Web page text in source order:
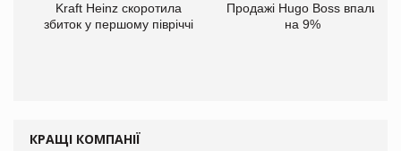
Kraft Heinz скоротила
збиток у першому півріччі
Продажі Hugo Boss впали
на 9%
КРАЩІ КОМПАНІЇ